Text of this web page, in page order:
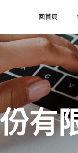
回首頁
有